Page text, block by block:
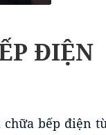
ĐIỆN
bếp điện